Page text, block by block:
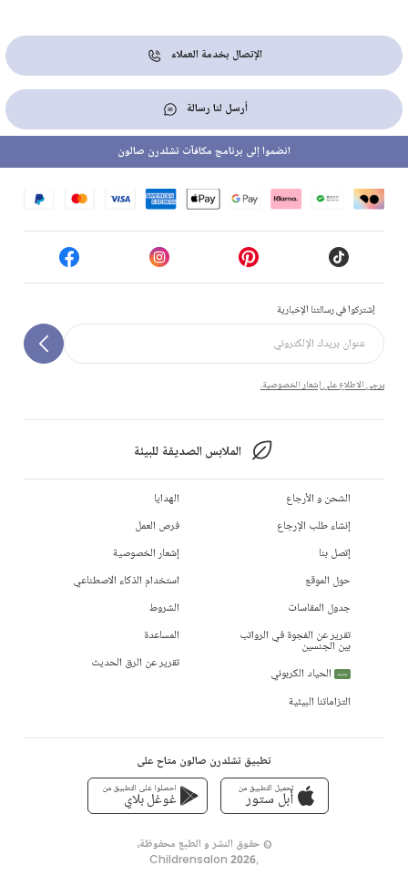
الإتصال بخدمة العملاء
أرسل لنا رسالة
إشتركوا في رسالتنا الإخبارية
يرجى الاطلاع على إشعار الخصوصية.
الملابس الصديقة للبيئة
انضموا إلى برنامج مكافآت تشلدرن صالون
الشحن و الأرجاع
إنشاء طلب الإرجاع
إتصل بنا
حول الموقع
جدول المقاسات
تقرير عن الفجوة في الرواتب
بين الجنسين
جديد
الحياد الكربوني
التزاماتنا البيئية
الهدايا
فرص العمل
إشعار الخصوصية
استخدام الذكاء الاصطناعي
الشروط
المساعدة
تقرير عن الرق الحديث
تطبيق تشلدرن صالون متاح على
تحميل التطبيق من
أبل ستور
احصلوا على التطبيق من
غوغل بلاي
© حقوق النشر و الطبع محفوظة،
,
Childrensalon 2026